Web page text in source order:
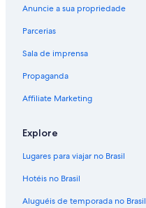
Anuncie a sua propriedade
Parcerias
Sala de imprensa
Propaganda
Affiliate Marketing
Explore
Lugares para viajar no Brasil
Hotéis no Brasil
Aluguéis de temporada no Brasil